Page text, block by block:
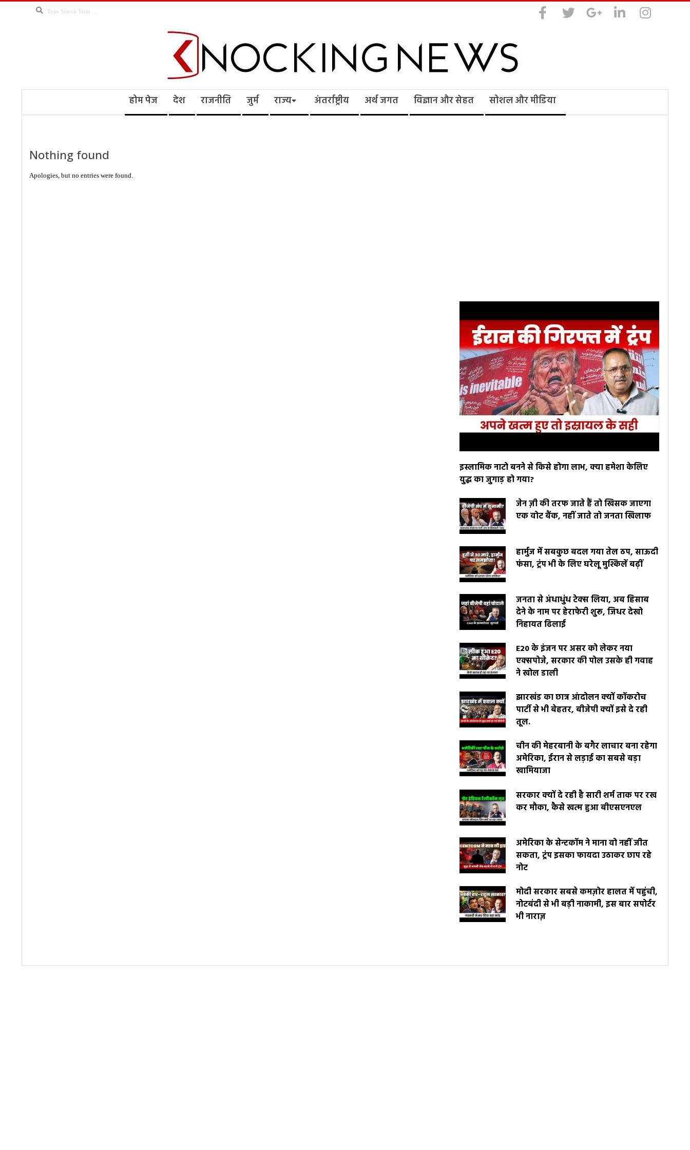
Search
Knocking
होम पेज देश राजनीति जुर्म राज्य अंतर्राष्ट्रीय अर्थ जगत विज्ञान और सेहत सोशल और मीडिया
Nothing found
Apologies, but no entries were found.
इस्लामिक नाटो बनने से किसे होगा लाभ, क्या हमेशा केलिए
युद्ध का जुगाड़ हो गया?
जेन ज़ी की तरफ जाते हैं तो खिसक जाएगा
एक वोट बैंक, नहीं जाते तो जनता खिलाफ
हार्मुज में सबकुछ बदल गया तेल ठप, साऊदी
फंसा, ट्रंप भी के लिए घरेलू मुश्किलें बढ़ीं
जनता से अंधाधुंध टेक्स लिया, अब हिसाब
देने के नाम पर हेराफेरी शुरू, जिधर देखो
निहायत ढिलाई
E20 के इंजन पर असर को लेकर नया
एक्सपोजे, सरकार की पोल उसके ही गवाह
ने खोल डाली
झारखंड का छात्र आंदोलन क्यों कॉकरोच
पार्टी से भी बेहतर, बीजेपी क्यों इसे दे रही
तूल.
चीन की मेहरबानी के बगैर लाचार बना रहेगा
अमेरिका, ईरान से लड़ाई का सबसे बड़ा
खामियाजा
सरकार क्यों दे रही है सारी शर्म ताक पर रख
कर मौका, कैसे खत्म हुआ बीएसएनएल
अमेरिका के सेन्टकॉम ने माना वो नहीं जीत
सकता, ट्रंप इसका फायदा उठाकर छाप रहे
नोट
मोदी सरकार सबसे कमज़ोर हालत में पहुंची,
नोटबंदी से भी बड़ी नाकामी, इस बार सपोर्टर
भी नाराज़